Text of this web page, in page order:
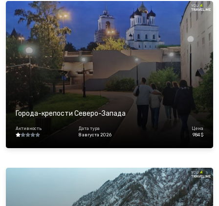
Города-крепости Северо-Запада
Активность
Дата тура
8 августа 2026
Цена
984 $